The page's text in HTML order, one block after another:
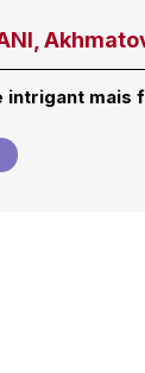
intrigant mais